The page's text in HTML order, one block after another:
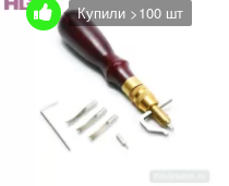
Купили >100 шт